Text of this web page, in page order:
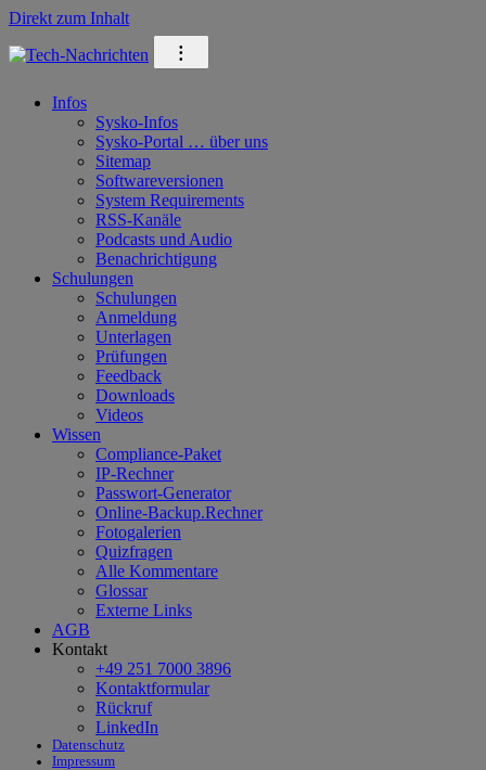
Direkt zum Inhalt
⁝
Infos
Sysko-Infos
Sysko-Portal … über uns
Sitemap
Softwareversionen
System Requirements
RSS-Kanäle
Podcasts und Audio
Benachrichtigung
Schulungen
Schulungen
Anmeldung
Unterlagen
Prüfungen
Feedback
Downloads
Videos
Wissen
Compliance-Paket
IP-Rechner
Passwort-Generator
Online-Backup.Rechner
Fotogalerien
Quizfragen
Alle Kommentare
Glossar
Externe Links
AGB
Kontakt
+49 251 7000 3896
Kontaktformular
Rückruf
LinkedIn
Datenschutz
Impressum